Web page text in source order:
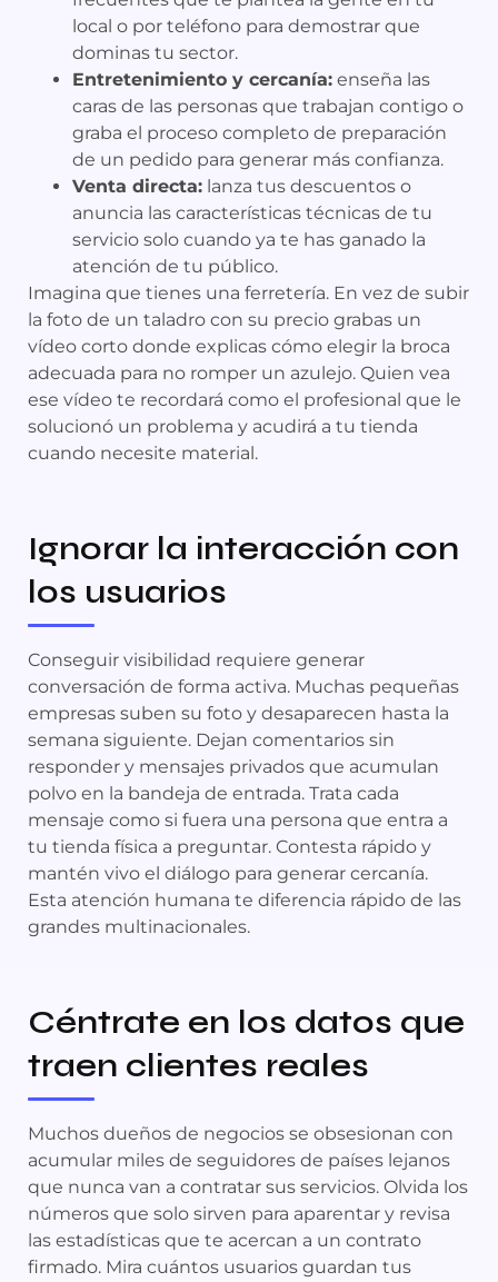
local o por teléfono para demostrar que
dominas tu sector.
Entretenimiento y cercanía: enseña las
caras de las personas que trabajan contigo o
graba el proceso completo de preparación
de un pedido para generar más confianza.
Venta directa: lanza tus descuentos o
anuncia las características técnicas de tu
servicio solo cuando ya te has ganado la
atención de tu público.
Imagina que tienes una ferretería. En vez de subir
la foto de un taladro con su precio grabas un
vídeo corto donde explicas cómo elegir la broca
adecuada para no romper un azulejo. Quien vea
ese vídeo te recordará como el profesional que le
solucionó un problema y acudirá a tu tienda
cuando necesite material.
Ignorar la interacción con
los usuarios
Conseguir visibilidad requiere generar
conversación de forma activa. Muchas pequeñas
empresas suben su foto y desaparecen hasta la
semana siguiente. Dejan comentarios sin
responder y mensajes privados que acumulan
polvo en la bandeja de entrada. Trata cada
mensaje como si fuera una persona que entra a
tu tienda física a preguntar. Contesta rápido y
mantén vivo el diálogo para generar cercanía.
Esta atención humana te diferencia rápido de las
grandes multinacionales.
Céntrate en los datos que
traen clientes reales
Muchos dueños de negocios se obsesionan con
acumular miles de seguidores de países lejanos
que nunca van a contratar sus servicios. Olvida los
números que solo sirven para aparentar y revisa
las estadísticas que te acercan a un contrato
firmado. Mira cuántos usuarios guardan tus